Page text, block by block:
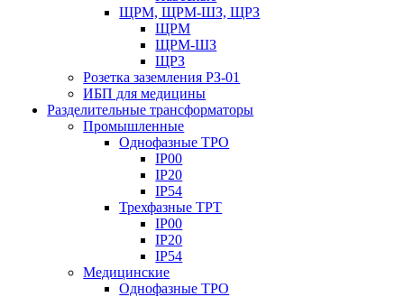
ЩРМ, ЩРМ-ШЗ, ЩРЗ
ЩРМ
ЩРМ-ШЗ
ЩРЗ
Розетка заземления РЗ-01
ИБП для медицины
Разделительные трансформаторы
Промышленные
Однофазные ТРО
IP00
IP20
IP54
Трехфазные ТРТ
IP00
IP20
IP54
Медицинские
Однофазные ТРО